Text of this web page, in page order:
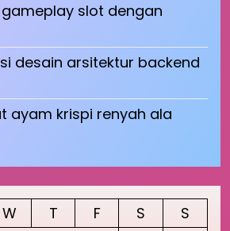
slot dengan
desain arsitektur backend
ayam krispi renyah ala
W T F S
S